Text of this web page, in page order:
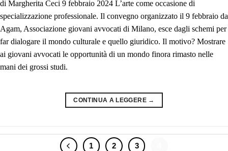
di Margherita Ceci 9 febbraio 2024 L’arte come occasione di
specializzazione professionale. Il convegno organizzato il 9 febbraio da
Agam, Associazione giovani avvocati di Milano, esce dagli schemi per
far dialogare il mondo culturale e quello giuridico. Il motivo? Mostrare
ai giovani avvocati le opportunità di un mondo finora rimasto nelle
mani dei grossi studi.
CONTINUA A LEGGERE →
1 2 3